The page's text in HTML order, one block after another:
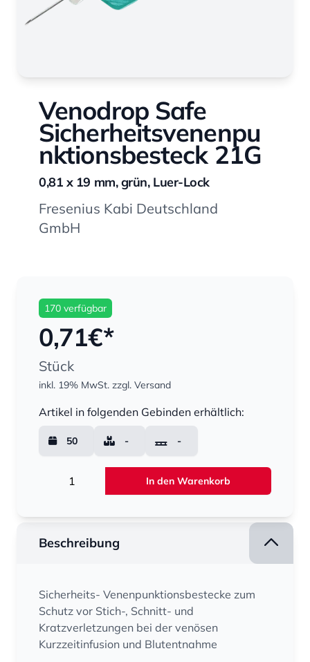
Venodrop Safe
Sicherheitsvenenpu
nktionsbesteck 21G
0,81 x 19 mm, grün, Luer-Lock
Fresenius Kabi Deutschland
GmbH
170 verfügbar
0,71€*
Stück
inkl. 19% MwSt. zzgl. Versand
Artikel in folgenden Gebinden erhältlich:
50 - -
In den Warenkorb
Beschreibung
Sicherheits- Venenpunktionsbestecke zum
Schutz vor Stich-, Schnitt- und
Kratzverletzungen bei der venösen
Kurzzeitinfusion und Blutentnahme